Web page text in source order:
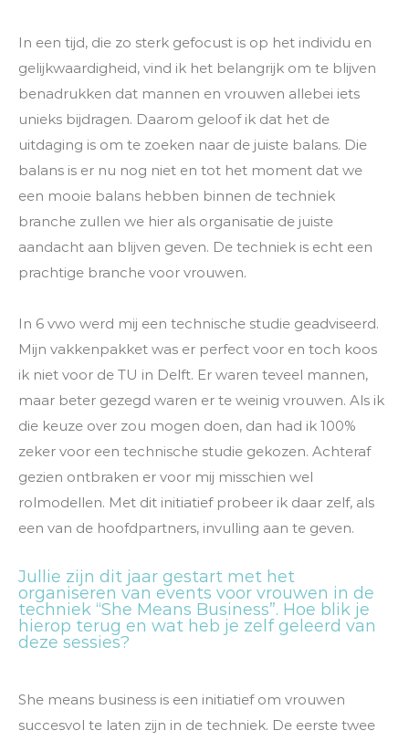
In een tijd, die zo sterk gefocust is op het individu en
gelijkwaardigheid, vind ik het belangrijk om te blijven
benadrukken dat mannen en vrouwen allebei iets
unieks bijdragen. Daarom geloof ik dat het de
uitdaging is om te zoeken naar de juiste balans. Die
balans is er nu nog niet en tot het moment dat we
een mooie balans hebben binnen de techniek
branche zullen we hier als organisatie de juiste
aandacht aan blijven geven. De techniek is echt een
prachtige branche voor vrouwen.
In 6 vwo werd mij een technische studie geadviseerd.
Mijn vakkenpakket was er perfect voor en toch koos
ik niet voor de TU in Delft. Er waren teveel mannen,
maar beter gezegd waren er te weinig vrouwen. Als ik
die keuze over zou mogen doen, dan had ik 100%
zeker voor een technische studie gekozen. Achteraf
gezien ontbraken er voor mij misschien wel
rolmodellen. Met dit initiatief probeer ik daar zelf, als
een van de hoofdpartners, invulling aan te geven.
Jullie zijn dit jaar gestart met het
organiseren van events voor vrouwen in de
techniek “She Means Business”. Hoe blik je
hierop terug en wat heb je zelf geleerd van
deze sessies?
She means business is een initiatief om vrouwen
succesvol te laten zijn in de techniek. De eerste twee